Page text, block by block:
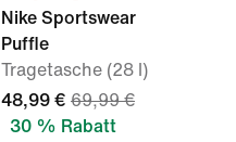
Nike Sportswear
Puffle
Tragetasche (28 l)
48,99 € 69,99 €
30 % Rabatt